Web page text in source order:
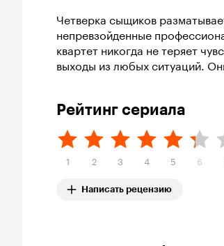
Четверка сыщиков
непревзойденные
квартет никогда не теряет
выходы из любых ситуаций.
Рейтинг сериала
1 2 3 4 5 6
Написать рецензию